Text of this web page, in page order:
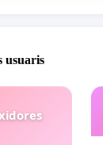
usuaris